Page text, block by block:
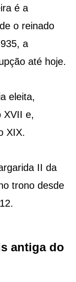
é a
o reinado
a
até hoje.
eleita,
XVII e,
XIX.
II da
trono desde
antiga do